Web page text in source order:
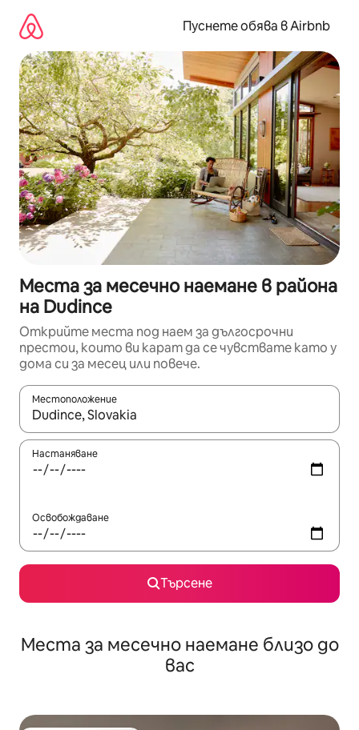
съдържанието
Пуснете обява в Airbnb
Места за месечно наемане в района
на Dudince
Открийте места под наем за дългосрочни
престои, които ви карат да се чувствате като у
дома си за месец или повече.
Местоположение
Когато резултатите се покажат, използвайте
Настаняване
Освобождаване
Търсене
Места за месечно наемане близо до
вас